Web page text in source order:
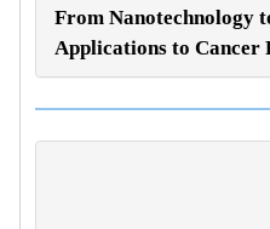
From Nanotechnology
Applications to Cancer